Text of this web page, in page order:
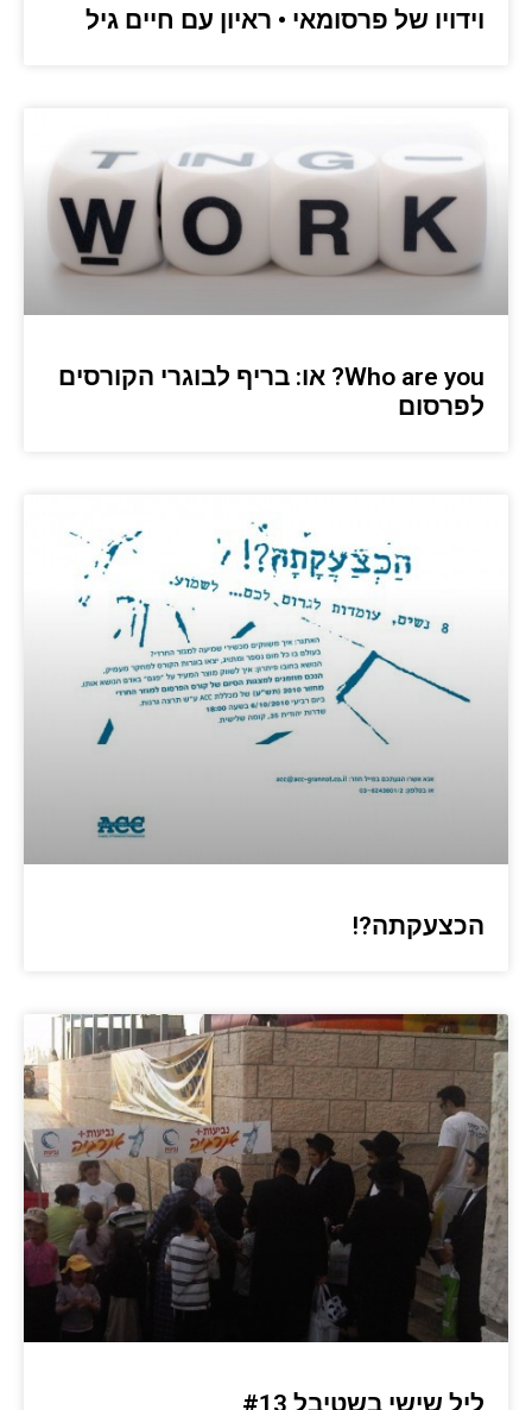
וידויו של פרסומאי • ראיון עם חיים גיל
Who are you? או: בריף לבוגרי הקורסים
לפרסום
הכצעקתה?!